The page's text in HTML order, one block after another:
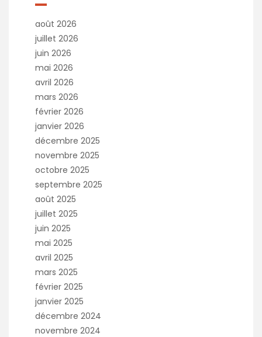
août 2026
juillet 2026
juin 2026
mai 2026
avril 2026
mars 2026
février 2026
janvier 2026
décembre 2025
novembre 2025
octobre 2025
septembre 2025
août 2025
juillet 2025
juin 2025
mai 2025
avril 2025
mars 2025
février 2025
janvier 2025
décembre 2024
novembre 2024